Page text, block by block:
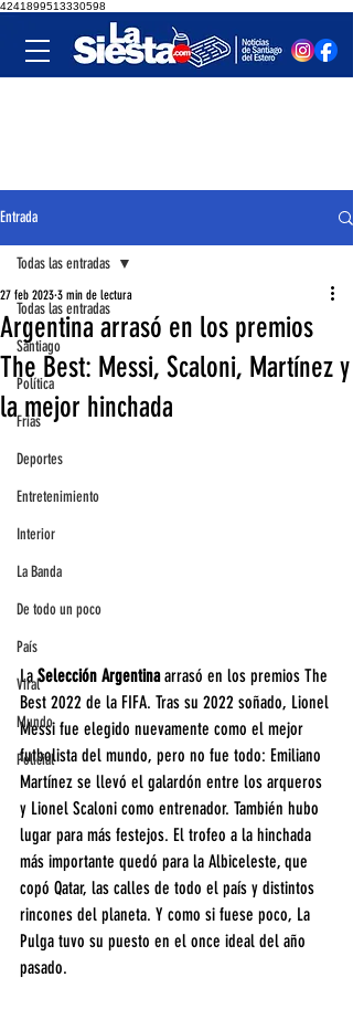
4241899513330598
Entrada
Todas las entradas
Santiago
Política
Frías
Deportes
Entretenimiento
Interior
La Banda
De todo un poco
País
Viral
Mundo
Policial
Todas las entradas
Argentina arrasó en los premios
The Best: Messi, Scaloni, Martínez y
la mejor hinchada
27 feb 2023 3 min de lectura
La Selección Argentina arrasó en los premios The
Best 2022 de la FIFA. Tras su 2022 soñado, Lionel
Messi fue elegido nuevamente como el mejor
futbolista del mundo, pero no fue todo: Emiliano
Martínez se llevó el galardón entre los arqueros
y Lionel Scaloni como entrenador. También hubo
lugar para más festejos. El trofeo a la hinchada
más importante quedó para la Albiceleste, que
copó Qatar, las calles de todo el país y distintos
rincones del planeta. Y como si fuese poco, La
Pulga tuvo su puesto en el once ideal del año
pasado.